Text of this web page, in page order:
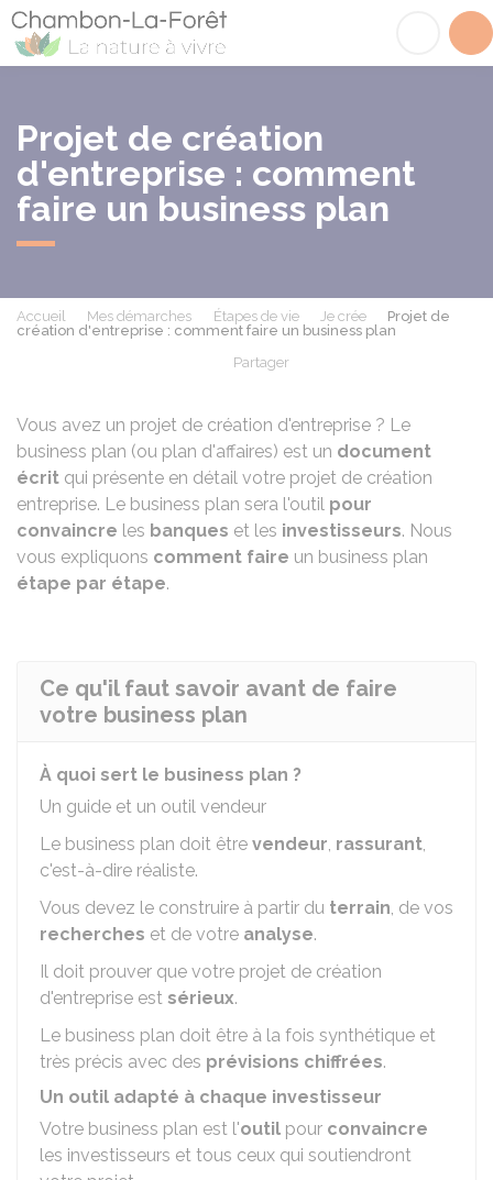
Projet de création
d'entreprise : comment
faire un business plan
Accueil Mes démarches Étapes de vie Je crée
Projet de
création d'entreprise : comment faire un business plan
Partager
Vous avez un projet de création d'entreprise ? Le
business plan (ou plan d'affaires) est un document
écrit qui présente en détail votre projet de création
entreprise. Le business plan sera l'outil pour
convaincre les banques et les investisseurs. Nous
vous expliquons comment faire un business plan
étape par étape.
Ce qu'il faut savoir avant de faire
votre business plan
À quoi sert le business plan ?
Un guide et un outil vendeur
Le business plan doit être vendeur, rassurant,
c'est-à-dire réaliste.
Vous devez le construire à partir du terrain, de vos
recherches et de votre analyse.
Il doit prouver que votre projet de création
d'entreprise est sérieux.
Le business plan doit être à la fois synthétique et
très précis avec des prévisions chiffrées.
Un outil adapté à chaque investisseur
Votre business plan est l'outil pour convaincre
les investisseurs et tous ceux qui soutiendront